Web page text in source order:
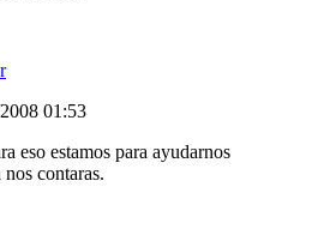
01:53
eso estamos para ayudarnos
contaras.